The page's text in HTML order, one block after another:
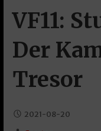
VF11:
Der
Tresor
2021-08-20